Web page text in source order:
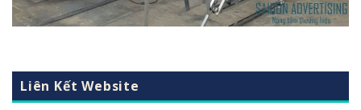
Liên Kết Website